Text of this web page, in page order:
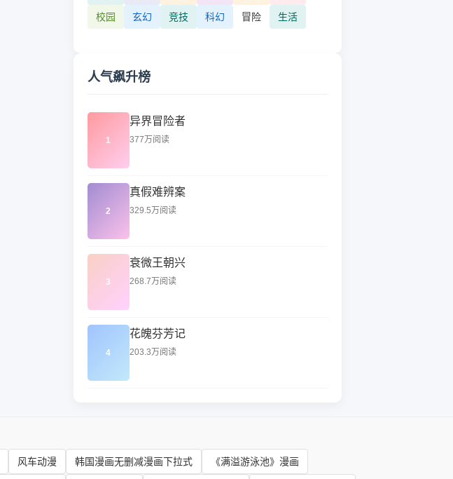
校园 玄幻 竞技 科幻 冒险 生活
人气飙升榜
1
异界冒险者
377万阅读
2
真假难辨案
329.5万阅读
3
衰微王朝兴
268.7万阅读
4
花魄芬芳记
203.3万阅读
风车动漫 韩国漫画无删减漫画下拉式 《满溢游泳池》漫画